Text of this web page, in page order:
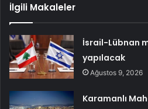
İlgili Makaleler
İsrail-Lübnan
yapılacak
Ağustos 9, 2026
Karamanlı